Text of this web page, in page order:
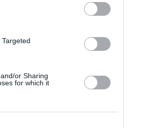
or Sharing
for which it